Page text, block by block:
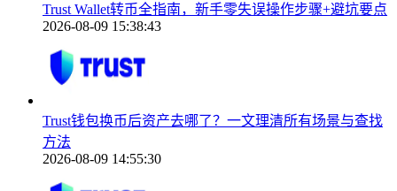
Trust Wallet转币全指南，新手零失误操作步骤+避坑要点
2026-08-09 15:38:43
Trust钱包换币后资产去哪了？一文理清所有场景与查找
方法
2026-08-09 14:55:30